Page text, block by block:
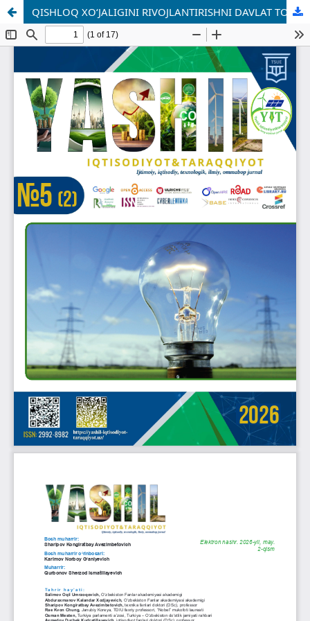
QISHLOQ XOʻJALIGINI RIVOJLANTIRISHNI DAVLAT TOMONIDAN TARTIBGA SOLISHNING XORIJIY DAVLATLAR ILG‘OR TAJRIBALARI VA ULARNI MAMLAKATIMIZDA QO‘LLASH IMKONIYATLARI